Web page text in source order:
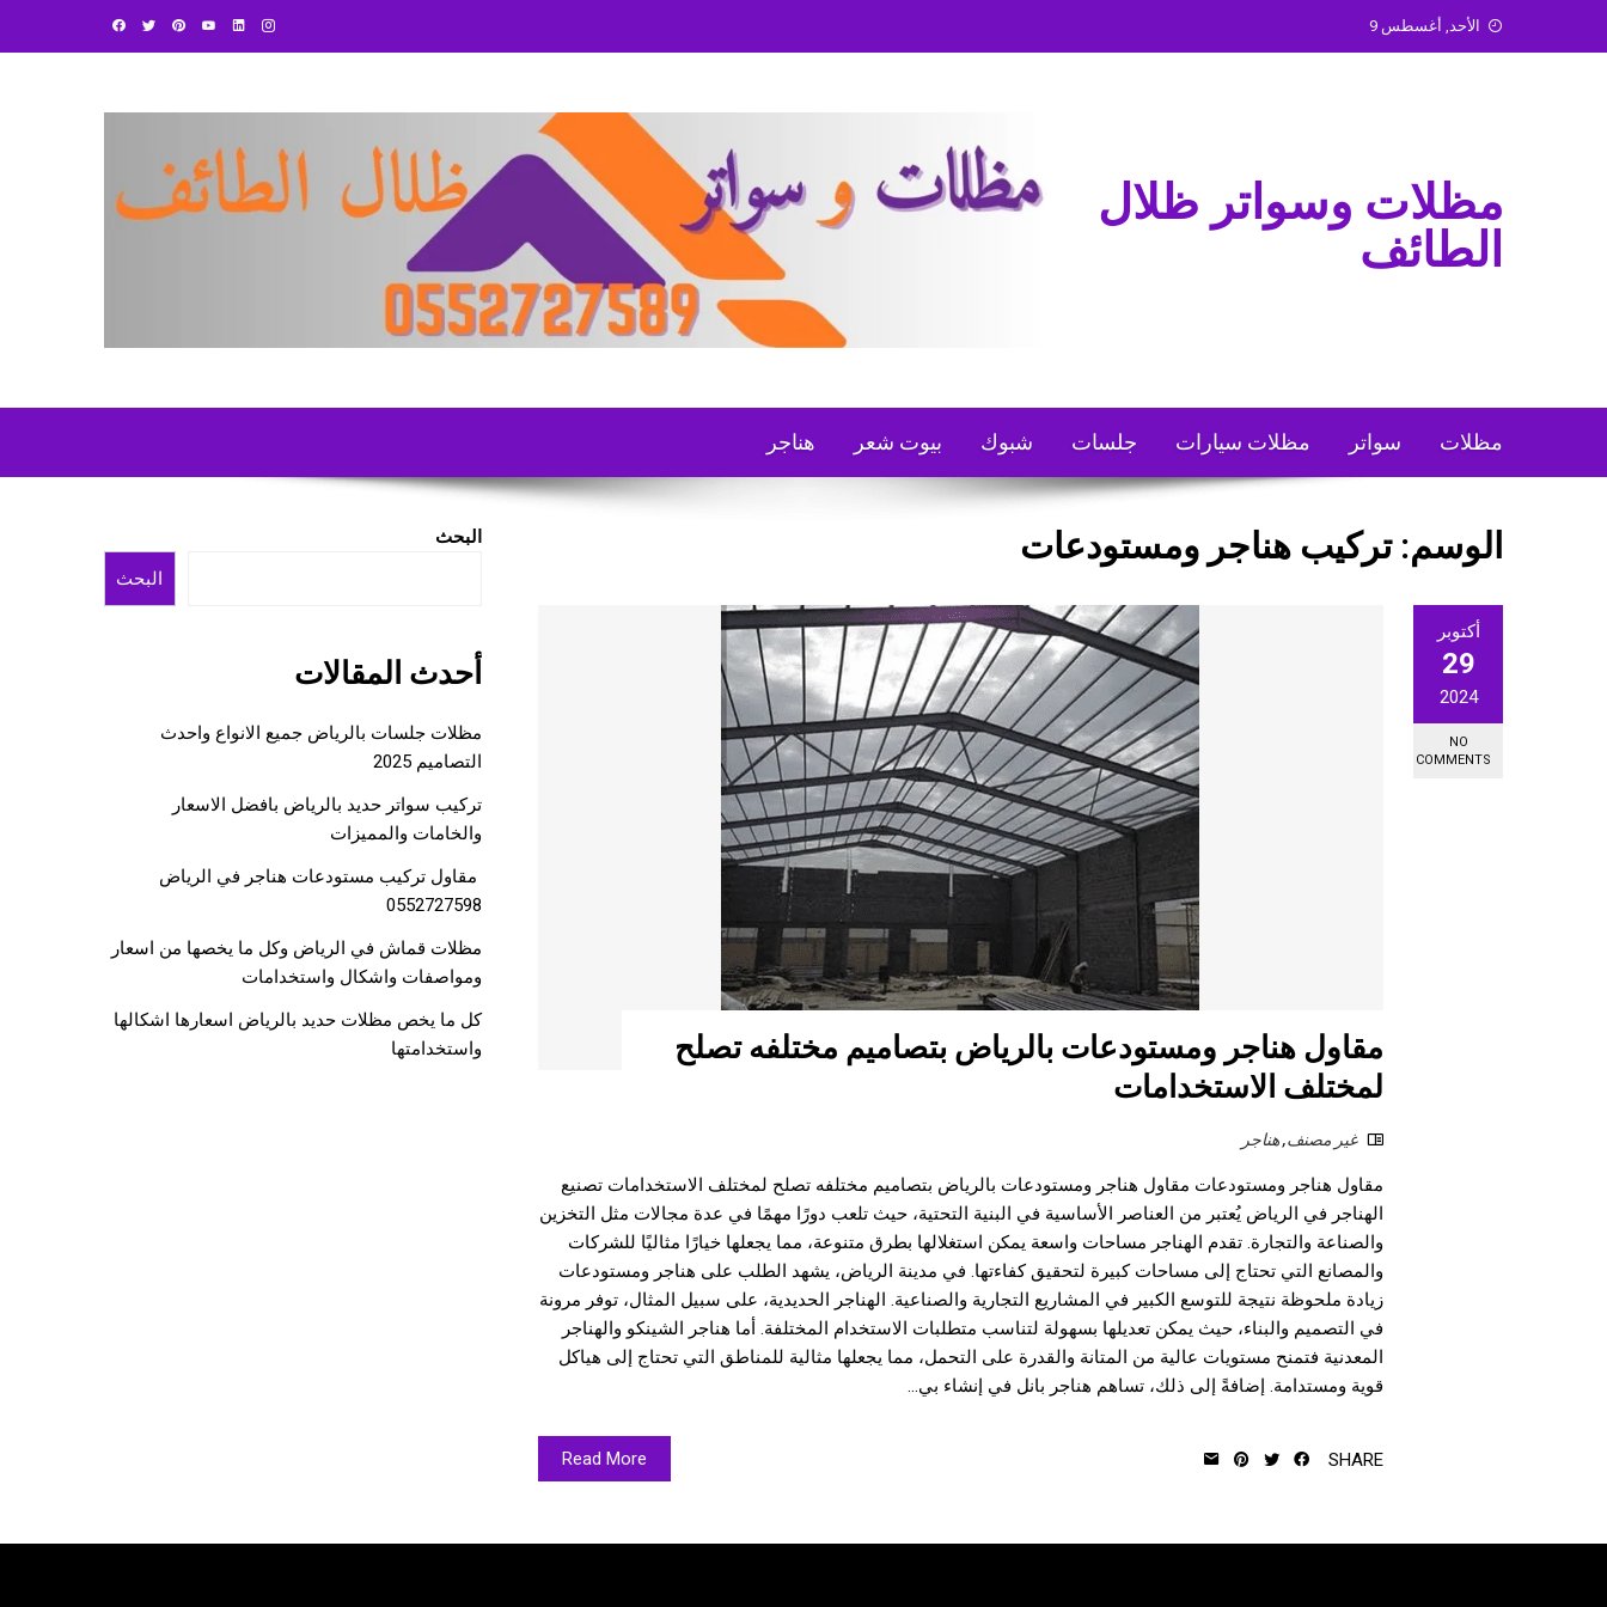
الأحد, أغسطس 9
مظلات وسواتر ظلال
الطائف
مظلات سواتر مظلات سيارات جلسات شبوك بيوت شعر هناجر
الوسم:تركيب هناجر ومستودعات
أكتوبر
29
2024
NO
COMMENTS
مقاول هناجر ومستودعات بالرياض بتصاميم مختلفه تصلح
لمختلف الاستخدامات
غير مصنف,هناجر
مقاول هناجر ومستودعات مقاول هناجر ومستودعات بالرياض بتصاميم مختلفه تصلح لمختلف الاستخدامات تصنيع
الهناجر في الرياض يُعتبر من العناصر الأساسية في البنية التحتية، حيث تلعب دورًا مهمًا في عدة مجالات مثل التخزين
والصناعة والتجارة. تقدم الهناجر مساحات واسعة يمكن استغلالها بطرق متنوعة، مما يجعلها خيارًا مثاليًا للشركات
والمصانع التي تحتاج إلى مساحات كبيرة لتحقيق كفاءتها. في مدينة الرياض، يشهد الطلب على هناجر ومستودعات
زيادة ملحوظة نتيجة للتوسع الكبير في المشاريع التجارية والصناعية. الهناجر الحديدية، على سبيل المثال، توفر مرونة
في التصميم والبناء، حيث يمكن تعديلها بسهولة لتناسب متطلبات الاستخدام المختلفة. أما هناجر الشينكو والهناجر
المعدنية فتمنح مستويات عالية من المتانة والقدرة على التحمل، مما يجعلها مثالية للمناطق التي تحتاج إلى هياكل
قوية ومستدامة. إضافةً إلى ذلك، تساهم هناجر بانل في إنشاء بي...
Read More SHARE
البحث
البحث
أحدث المقالات
مظلات جلسات بالرياض جميع الانواع واحدث
التصاميم 2025
تركيب سواتر حديد بالرياض بافضل الاسعار
والخامات والمميزات
مقاول تركيب مستودعات هناجر في الرياض
0552727598
مظلات قماش في الرياض وكل ما يخصها من اسعار
ومواصفات واشكال واستخدامات
كل ما يخص مظلات حديد بالرياض اسعارها اشكالها
واستخدامتها